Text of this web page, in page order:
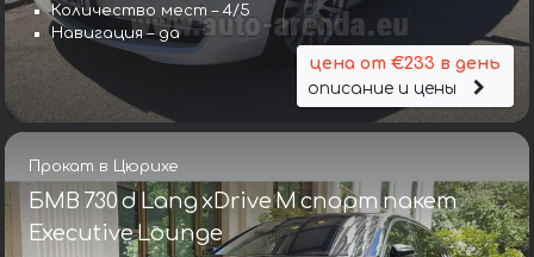
Количество мест – 4/5
Навигация – да
цена от €233 в день
описание и цены
Прокат в Цюрихе
БМВ 730 d Lang xDrive M спорт пакет
Executive Lounge